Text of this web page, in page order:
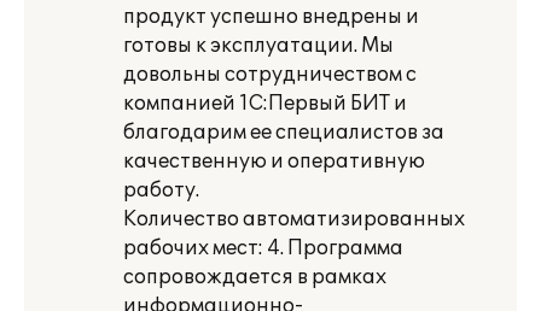
продукт успешно внедрены и
готовы к эксплуатации. Мы
довольны сотрудничеством с
компанией 1С:Первый БИТ и
благодарим ее специалистов за
качественную и оперативную
работу.
Количество автоматизированных
рабочих мест: 4. Программа
сопровождается в рамках
информационно-